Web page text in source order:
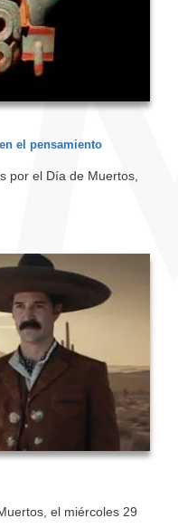
el pensamiento
por el Día de Muertos,
el miércoles 29